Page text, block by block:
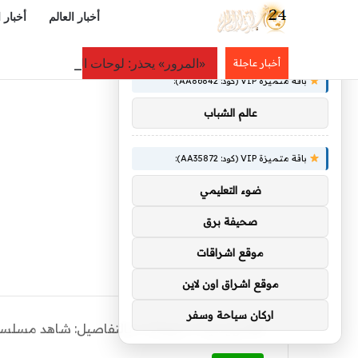
أخبار العالم
أخبار عاجلة «المرور» يحذر: لوحات المركبة التالفة أو غير
الرئيسية/منوعات/ بالتفاصيل: شاهد مسلسل ميد تيرم
باقة متميزة VIP (كود: AA86842):
عالم الشباب
باقة متميزة VIP (كود: AA35872):
ضوء التعليمي
صحيفة برق
موقع اشراقات
موقع اشراق اون لاين
اركان سياحة وسفر